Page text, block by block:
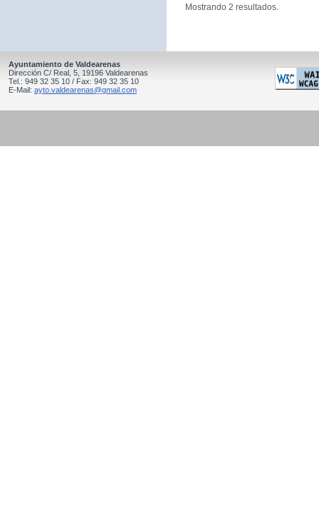
Mostrando 2 resultados.
Ayuntamiento de Valdearenas
Dirección C/ Real, 5, 19196 Valdearenas
Tel.: 949 32 35 10 / Fax: 949 32 35 10
E-Mail: ayto.valdearenas@gmail.com